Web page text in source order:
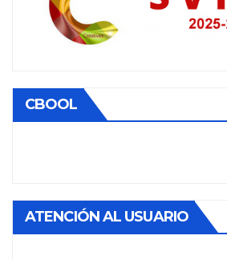
CBOOL
ATENCIÓN AL USUARIO